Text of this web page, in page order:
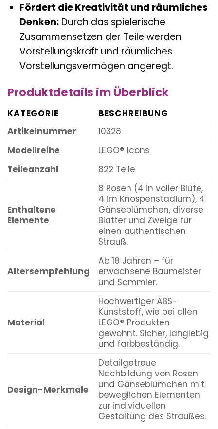
Fördert die Kreativität und räumliches
Denken:Durch das spielerische
Zusammensetzen der Teile werden
Vorstellungskraft und räumliches
Vorstellungsvermögen angeregt.
Produktdetails im Überblick
KATEGORIE
BESCHREIBUNG
Artikelnummer
10328
Modellreihe
LEGO® Icons
Teileanzahl
822 Teile
Enthaltene
Elemente
8 Rosen (4 in voller Blüte,
4 im Knospenstadium), 4
Gänseblümchen, diverse
Blätter und Zweige für
einen authentischen
Strauß.
Altersempfehlung
Ab 18 Jahren – für
erwachsene Baumeister
und Sammler.
Material
Hochwertiger ABS-
Kunststoff, wie bei allen
LEGO® Produkten
gewohnt. Sicher, langlebig
und farbbeständig.
Design-Merkmale
Detailgetreue
Nachbildung von Rosen
und Gänseblümchen mit
beweglichen Elementen
zur individuellen
Gestaltung des Straußes.